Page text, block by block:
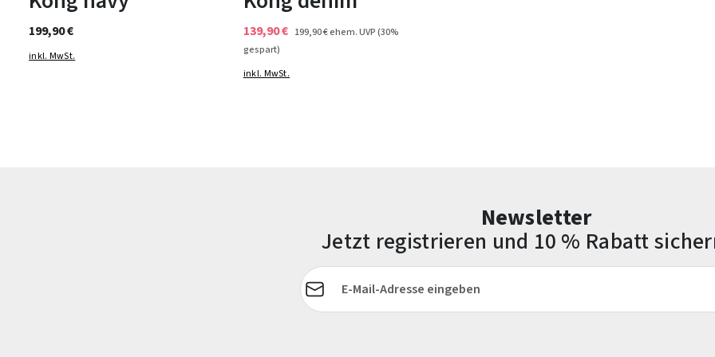
199,90 €
inkl. MwSt.
139,90 € 199,90 €ehem. UVP(30%
gespart)
inkl. MwSt.
Newsletter
Jetzt registrieren und 10 % Rabatt
E-Mail-Adresse*